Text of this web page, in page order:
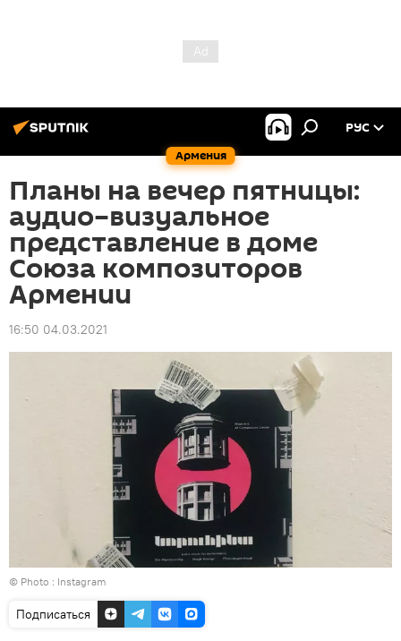
Армения
РУС
Планы на вечер пятницы:
аудио–визуальное
представление в доме
Союза композиторов
Армении
16:50 04.03.2021
© Photo : Instagram
Подписаться